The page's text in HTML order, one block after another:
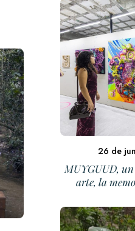
26 de
MUYGUUD,
arte, la